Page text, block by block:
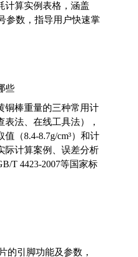
计算实例表格，涵盖
参数，指导用户快速掌
些
铜棒重量的三种常用计
法、在线工具法），
（8.4-8.7g/cm³）和计
际计算案例、误差分析
T 4423-2007等国家标
的引脚功能及参数，